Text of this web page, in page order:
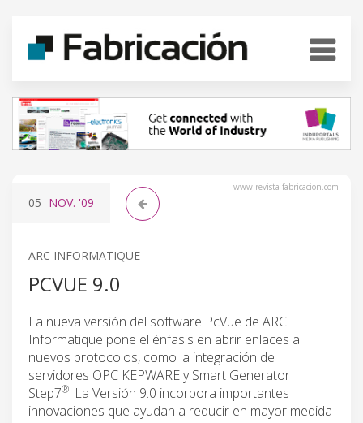
www.revista-fabricacion.com
05 NOV. '09
ARC INFORMATIQUE
PCVUE 9.0
La nueva versión del software PcVue de ARC
Informatique pone el énfasis en abrir enlaces a
nuevos protocolos, como la integración de
servidores OPC KEPWARE y Smart Generator
Step7®. La Versión 9.0 incorpora importantes
innovaciones que ayudan a reducir en mayor medida